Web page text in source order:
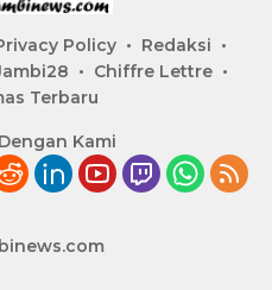
Policy
Redaksi
Chiffre Lettre
Terbaru
Kami